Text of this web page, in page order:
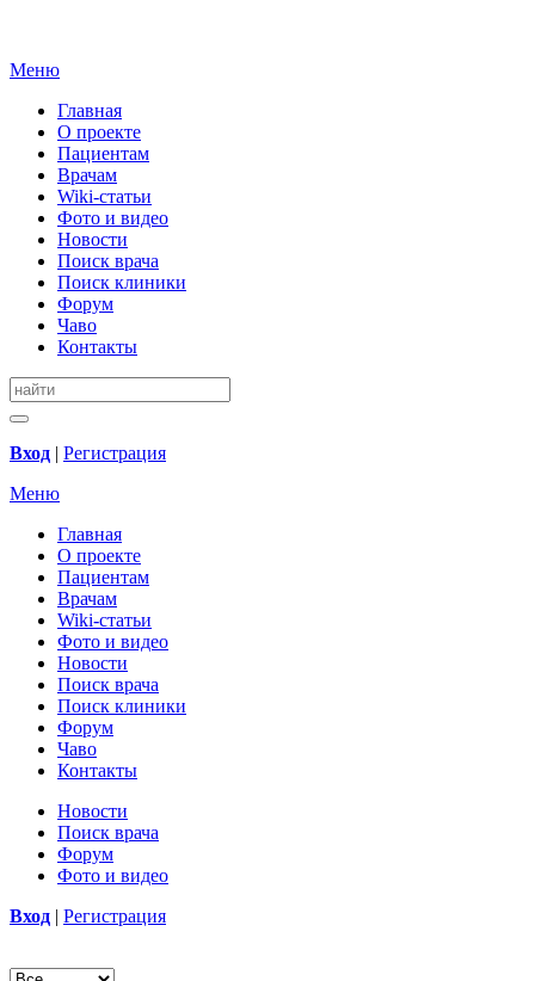
Меню
Главная
О проекте
Пациентам
Врачам
Wiki-статьи
Фото и видео
Новости
Поиск врача
Поиск клиники
Форум
Чаво
Контакты
Вход | Регистрация
Меню
Главная
О проекте
Пациентам
Врачам
Wiki-статьи
Фото и видео
Новости
Поиск врача
Поиск клиники
Форум
Чаво
Контакты
Новости
Поиск врача
Форум
Фото и видео
Вход | Регистрация